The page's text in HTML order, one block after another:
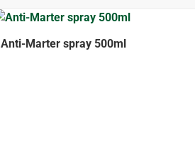
Anti-Marter spray 500ml